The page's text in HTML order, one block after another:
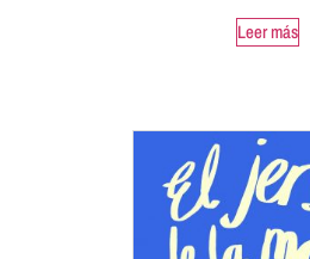
Leer más